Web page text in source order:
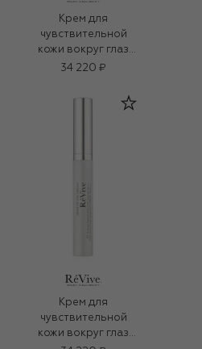
Крем для
чувствительной
кожи вокруг глаз
SPF 30 (15ml)
34 220 ₽
Крем для
чувствительной
кожи вокруг глаз